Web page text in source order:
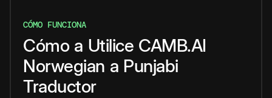
CÓMO FUNCIONA
Cómo a Utilice CAMB.AI
Norwegian a Punjabi
Traductor